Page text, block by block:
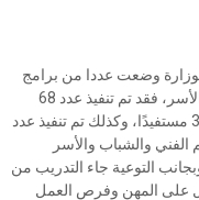
وضعت عددا من برامج
التوعية بمخاطر الهجرة غير الشرعية للشباب والأسر، فقد تم تنفيذ عدد 68
برنامجًا تدريبيًا لإعداد مدربين بإجمالي عدد 3334 مستفيدًا، وكذلك تم تنفيذ عدد
الفني والشباب والأسر
عدد 8377 مستفيدًا، وبجانب التوعية جاء التدريب من
على المهن وفرص العمل